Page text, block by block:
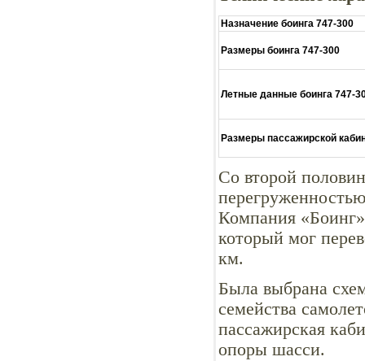
Назначение боинга 747-300
Размеры боинга 747-300
Летные данные боинга 747-
Размеры пассажирской
Со второй
Компания
который мог
км.
Была выбрана
семейства
пассажирская
опоры шасси.